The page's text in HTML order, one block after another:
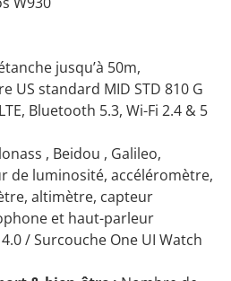
jusqu’à 50m,
US standard MID STD 810 G
Bluetooth 5.3, Wi-Fi 2.4 & 5
, Beidou , Galileo,
de luminosité, accéléromètre,
altimètre, capteur
et haut-parleur
/ Surcouche One UI Watch